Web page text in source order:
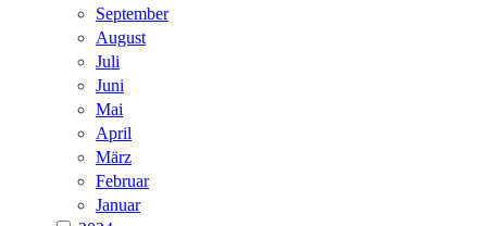
September
August
Juli
Juni
Mai
April
März
Februar
Januar